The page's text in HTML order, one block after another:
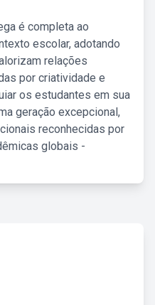
é completa ao
escolar, adotando
relações
por criatividade e
os estudantes em sua
geração excepcional,
reconhecidas por
globais -